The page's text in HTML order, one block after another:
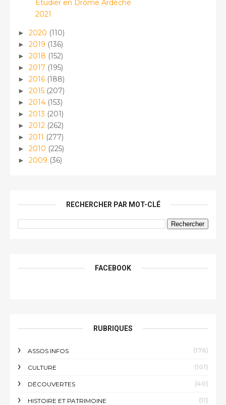
Etudier en Drôme Ardèche
2021
► 2020 (110)
► 2019 (136)
► 2018 (152)
► 2017 (195)
► 2016 (188)
► 2015 (207)
► 2014 (153)
► 2013 (201)
► 2012 (262)
► 2011 (277)
► 2010 (225)
► 2009 (36)
RECHERCHER PAR MOT-CLÉ
FACEBOOK
RUBRIQUES
ASSOS INFOS (176)
CULTURE (101)
DÉCOUVERTES (40)
HISTOIRE ET PATRIMOINE (11)